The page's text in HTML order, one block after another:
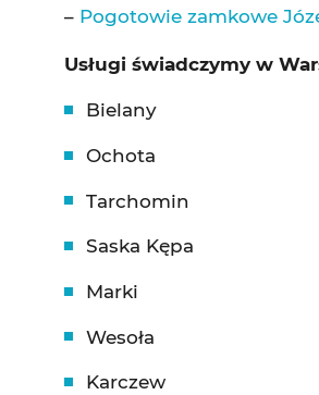
– Pogotowie zamkowe
Usługi świadczymy w
Bielany
Ochota
Tarchomin
Saska Kępa
Marki
Wesoła
Karczew